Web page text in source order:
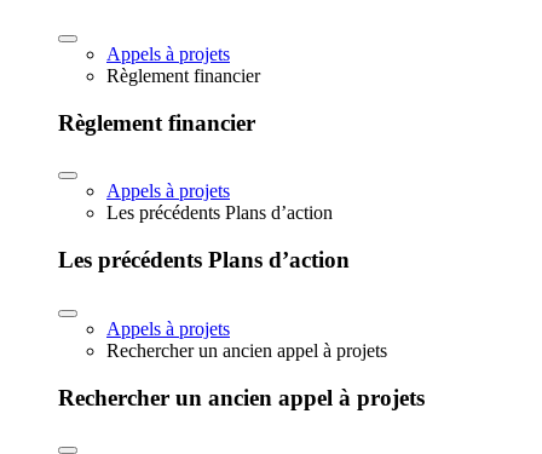
Appels à projets
Règlement financier
Règlement financier
Appels à projets
Les précédents Plans d’action
Les précédents Plans d’action
Appels à projets
Rechercher un ancien appel à projets
Rechercher un ancien appel à projets